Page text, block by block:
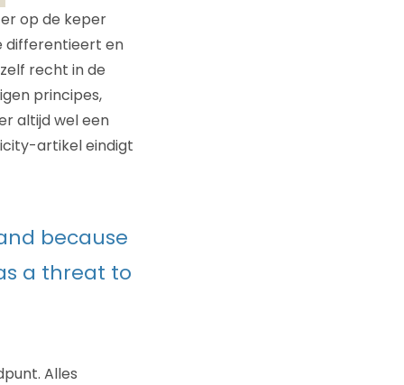
op de keper
differentieert en
recht in de
principes,
altijd wel een
artikel eindigt
because
a threat to
Alles